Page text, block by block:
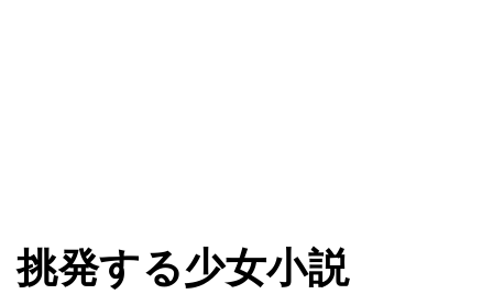
挑発する少女小説